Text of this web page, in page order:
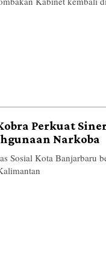
Perkuat
Narkoba
Sosial Kota Banjarbaru